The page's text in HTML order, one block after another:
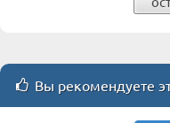
Вы рекомендуете